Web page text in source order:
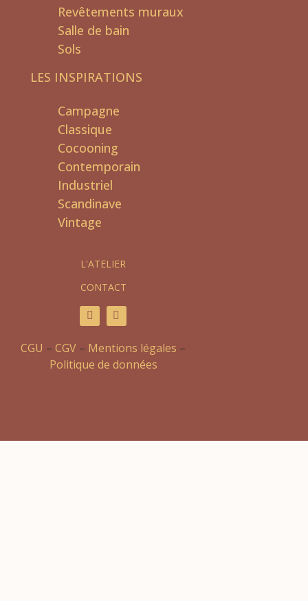
Revêtements muraux
Salle de bain
Sols
LES INSPIRATIONS
Campagne
Classique
Cocooning
Contemporain
Industriel
Scandinave
Vintage
L'ATELIER
CONTACT
CGU – CGV – Mentions légales –
Politique de données